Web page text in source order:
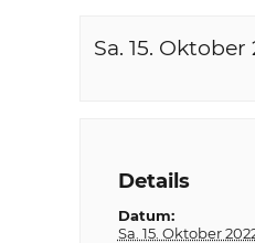
Sa. 15.
Details
Datum:
Sa. 15. Oktober